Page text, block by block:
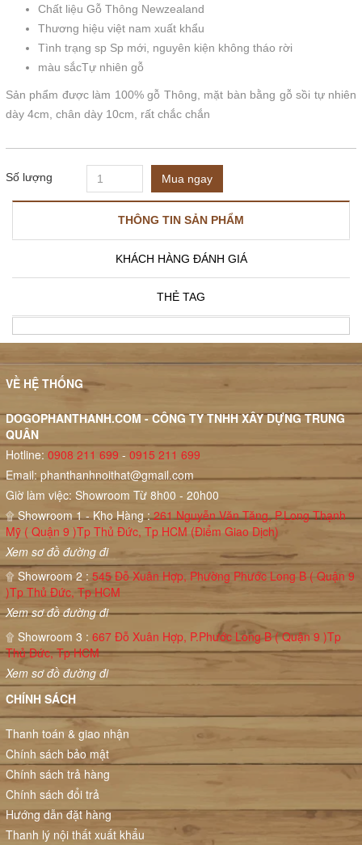
Chất liệu Gỗ Thông Newzealand
Thương hiệu việt nam xuất khẩu
Tình trạng sp Sp mới, nguyên kiện không tháo rời
màu sắcTự nhiên gỗ
Sản phẩm được làm 100% gỗ Thông, mặt bàn bằng gỗ sồi tự nhiên
dày 4cm, chân dày 10cm, rất chắc chắn
Số lượng Mua ngay
THÔNG TIN SẢN PHẨM
KHÁCH HÀNG ĐÁNH GIÁ
THẺ TAG
VỀ HỆ THỐNG
DOGOPHANTHANH.COM - CÔNG TY TNHH XÂY DỰNG TRUNG
QUÂN
Hotline: 0908 211 699 - 0915 211 699
Email:phanthanhnoithat@gmail.com
Giờ làm việc: Showroom Từ 8h00 - 20h00
۩ Showroom 1 - Kho Hàng :261 Nguyễn Văn Tăng, P.Long Thạnh
Mỹ ( Quận 9 )Tp Thủ Đức, Tp HCM (Điểm Giao Dịch)
Xem sơ đồ đường đi
۩ Showroom 2 : 545 Đỗ Xuân Hợp, Phường Phước Long B ( Quận 9
)Tp Thủ Đức, Tp HCM
Xem sơ đồ đường đi
۩ Showroom 3 : 667 Đỗ Xuân Hợp, P.Phước Long B ( Quận 9 )Tp
Thủ Đức, Tp HCM
Xem sơ đồ đường đi
CHÍNH SÁCH
Thanh toán & giao nhận
Chính sách bảo mật
Chính sách trả hàng
Chính sách đổi trả
Hướng dẫn đặt hàng
Thanh lý nội thất xuất khẩu